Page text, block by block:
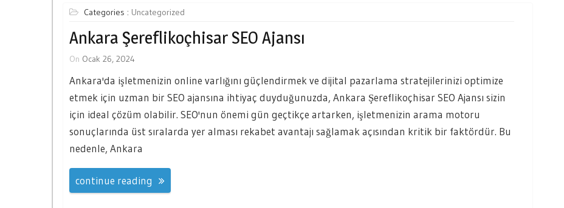
Categories : Uncategorized
Ankara Şereflikoçhisar SEO Ajansı
On Ocak 26, 2024
Ankara'da işletmenizin online varlığını güçlendirmek ve dijital pazarlama stratejilerinizi optimize
etmek için uzman bir SEO ajansına ihtiyaç duyduğunuzda, Ankara Şereflikoçhisar SEO Ajansı sizin
için ideal çözüm olabilir. SEO'nun önemi gün geçtikçe artarken, işletmenizin arama motoru
sonuçlarında üst sıralarda yer alması rekabet avantajı sağlamak açısından kritik bir faktördür. Bu
nedenle, Ankara
continue reading